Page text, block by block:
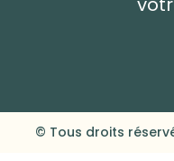
© Tous droits